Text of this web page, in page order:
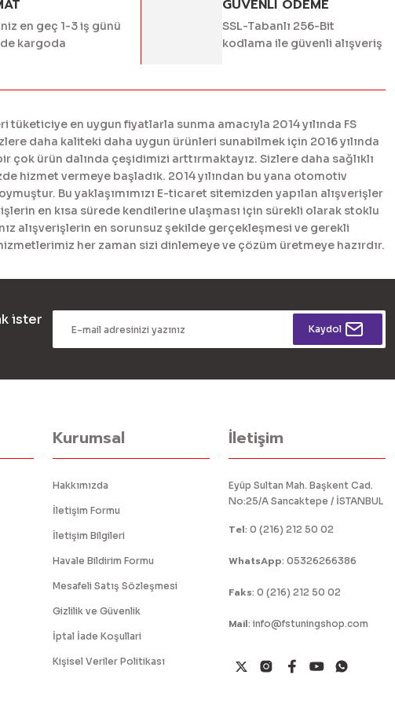
en geç 1-3 iş günü
kargoda
GÜVENLİ ÖDEME
SSL-Tabanlı 256-Bit
kodlama ile güvenli alışveriş
en uygun fiyatlarla sunma amacıyla 2014 yılında FS
daha kaliteki daha uygun ürünleri sunabilmek için 2016 yılında
çok ürün dalında çeşidimizi arttırmaktayız. Sizlere daha sağlıklı
hizmet vermeye başladık. 2014 yılından bu yana otomotiv
Bu yaklaşımımızı E-ticaret sitemizden yapılan alışverişler
en kısa sürede kendilerine ulaşması için sürekli olarak stoklu
alışverişlerin en sorunsuz şekilde gerçekleşmesi ve gerekli
her zaman sizi dinlemeye ve çözüm üretmeye hazırdır.
ister
Kaydol
Kurumsal
Hakkımızda
İletişim Formu
İletişim Bilgileri
Havale Bildirim Formu
Mesafeli Satış Sözleşmesi
Gizlilik ve Güvenlik
İptal İade Koşullari
Kişisel Veriler Politikası
İletişim
Eyüp Sultan Mah. Başkent Cad.
No:25/A Sancaktepe / İSTANBUL
Tel: 0 (216) 212 50 02
WhatsApp: 05326266386
Faks: 0 (216) 212 50 02
Mail: info@fstuningshop.com